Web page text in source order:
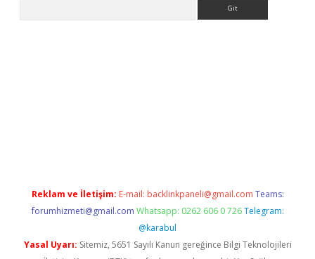
Reklam ve İletişim: E-mail: backlinkpaneli@gmail.com Teams:
forumhizmeti@gmail.com Whatsapp: 0262 606 0 726 Telegram:
@karabul
Yasal Uyarı: Sitemiz, 5651 Sayılı Kanun gereğince Bilgi Teknolojileri